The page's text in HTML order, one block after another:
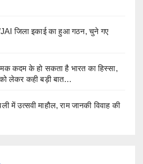
जिला इकाई का हुआ गठन, चुने गए
कदम के हो सकता है भारत का हिस्सा,
लेकर कही बड़ी बात…
में उत्सवी माहौल, राम जानकी विवाह की